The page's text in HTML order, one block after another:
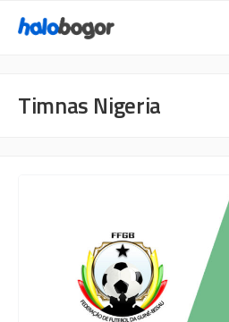
Timnas Nigeria